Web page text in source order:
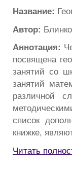
Название:
Автор:
Аннотация:
посвящена
занятий со
занятий
различной
список
книжке,
Читать